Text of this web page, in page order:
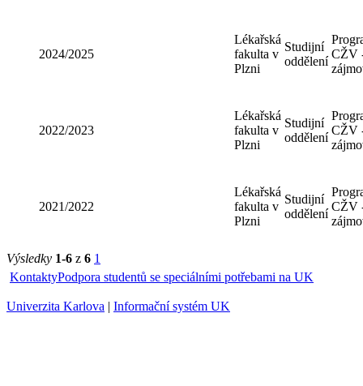
2024/2025
Lékařská
fakulta v
Plzni
Studijní
oddělení
CŽV
2022/2023
Lékařská
fakulta v
Plzni
Studijní
oddělení
CŽV
2021/2022
Lékařská
fakulta v
Plzni
Studijní
oddělení
CŽV
Výsledky 1-6 z 6 1
KontaktyPodpora studentů se speciálními potřebami na UK
Univerzita Karlova | Informační systém UK